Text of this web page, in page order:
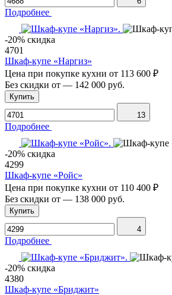
Подробнее
-20% скидка
4701
Шкаф-купе «Наргиз»
Цена при покупке кухни от 113 600 ₽
Без скидки от — 142 000 руб.
Купить
13
Подробнее
-20% скидка
4299
Шкаф-купе «Ройс»
Цена при покупке кухни от 110 400 ₽
Без скидки от — 138 000 руб.
Купить
4
Подробнее
-20% скидка
4380
Шкаф-купе «Бриджит»